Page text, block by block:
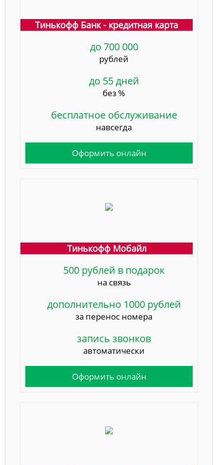
Тинькофф Банк - кредитная карта
до 700 000
рублей
до 55 дней
без %
бесплатное обслуживание
навсегда
Оформить онлайн
Тинькофф Мобайл
500 рублей в подарок
на связь
дополнительно 1000 рублей
за перенос номера
запись звонков
автоматически
Оформить онлайн